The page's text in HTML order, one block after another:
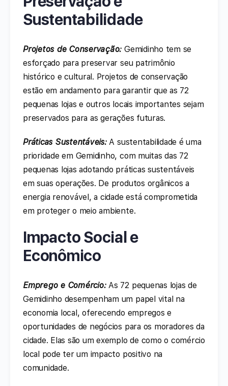
Sustentabilidade
Projetos de Conservação: Gemidinho tem se
esforçado para preservar seu patrimônio
histórico e cultural. Projetos de conservação
estão em andamento para garantir que as 72
pequenas lojas e outros locais importantes sejam
preservados para as gerações futuras.
Práticas Sustentáveis:A sustentabilidade é uma
prioridade em Gemidinho, com muitas das 72
pequenas lojas adotando práticas sustentáveis
em suas operações. De produtos orgânicos a
energia renovável, a cidade está comprometida
em proteger o meio ambiente.
Impacto Social e
Econômico
Emprego e Comércio:As 72 pequenas lojas de
Gemidinho desempenham um papel vital na
economia local, oferecendo empregos e
oportunidades de negócios para os moradores da
cidade. Elas são um exemplo de como o comércio
local pode ter um impacto positivo na
comunidade.